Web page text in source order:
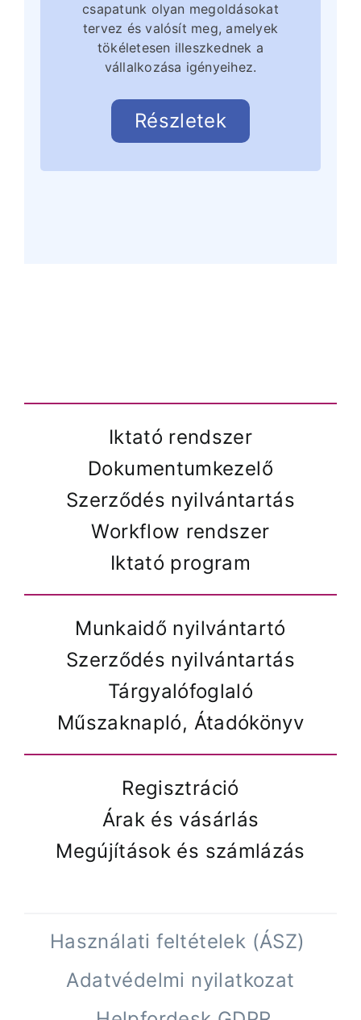
csapatunk olyan megoldásokat
tervez és valósít meg, amelyek
tökéletesen illeszkednek a
vállalkozása igényeihez.
Részletek
Iktató rendszer
Dokumentumkezelő
Szerződés nyilvántartás
Workflow rendszer
Iktató program
Munkaidő nyilvántartó
Szerződés nyilvántartás
Tárgyalófoglaló
Műszaknapló, Átadókönyv
Regisztráció
Árak és vásárlás
Megújítások és számlázás
Használati feltételek (ÁSZ)
Adatvédelmi nyilatkozat